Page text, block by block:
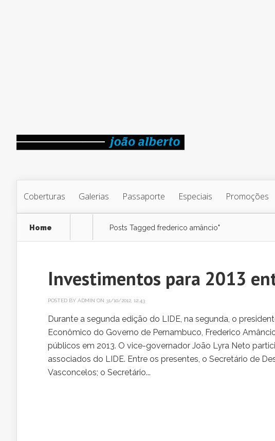
Coberturas Galerias Passaporte Especiais Promoções
Home Posts Tagged frederico amâncio"
Investimentos para 2013
POSTED BY ADMIN ON 31/10/2012, 12:43
Durante a segunda edição do LIDE, na segunda, o
Econômico do Governo de Pernambuco, Frederico
públicos em 2013. O vice-governador João Lyra Neto
associados do LIDE. Entre os presentes, o Secretário de
Vasconcelos; o Secretário...